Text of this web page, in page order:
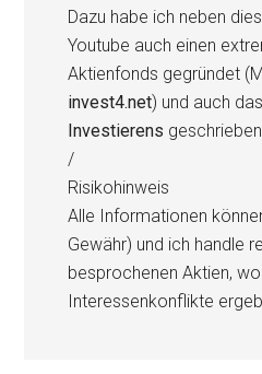
Dazu habe ich neben
Youtube auch einen
Aktienfonds gegründet
invest4.net) und auch
Investierens
/
Risikohinweis
Alle Informationen
Gewähr) und ich handle
besprochenen Aktien,
Interessenkonflikte